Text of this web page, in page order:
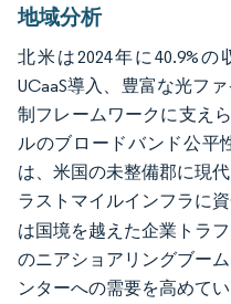
地域分析
北米は2024年に40.9%
UCaaS導入、豊富な光フ
制フレームワークに支え
ルのブロードバンド公平
は、米国の未整備郡に現
ラストマイルインフラに
は国境を越えた企業トラ
のニアショアリングブー
ンターへの需要を高めて